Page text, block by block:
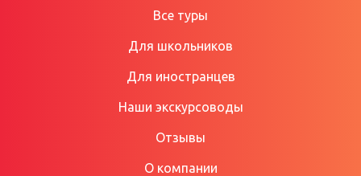
Все туры
Для школьников
Для иностранцев
Наши экскурсоводы
Отзывы
О компании